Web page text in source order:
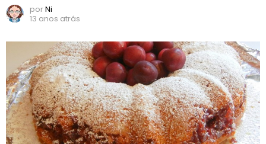
porNi
13 anos atrás